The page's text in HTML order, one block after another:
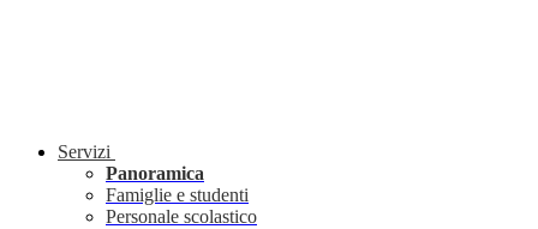
Servizi
Panoramica
Famiglie e studenti
Personale scolastico